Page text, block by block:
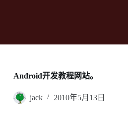
Android开发教程网站。
jack 2010年5月13日